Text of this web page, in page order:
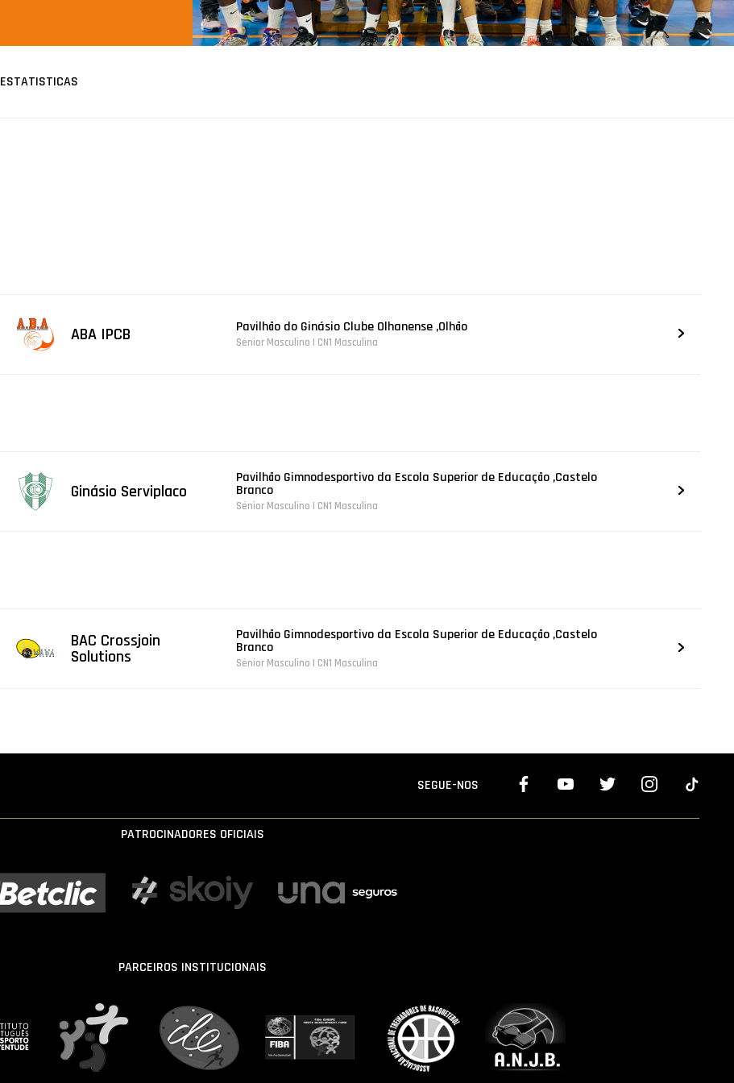
ESTATISTICAS
ABA IPCB Pavilhão do Ginásio Clube Olhanense ,Olhão
Sénior Masculino | CN1 Masculina
Ginásio Serviplaco
Pavilhão Gimnodesportivo da Escola Superior de Educação ,Castelo
Branco
Sénior Masculino | CN1 Masculina
BAC Crossjoin
Solutions
Pavilhão Gimnodesportivo da Escola Superior de Educação ,Castelo
Branco
Sénior Masculino | CN1 Masculina
SEGUE-NOS
PATROCINADORES OFICIAIS
PARCEIROS INSTITUCIONAIS